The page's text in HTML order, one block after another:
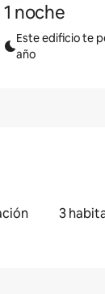
1 noche
Este edificio te
año
3